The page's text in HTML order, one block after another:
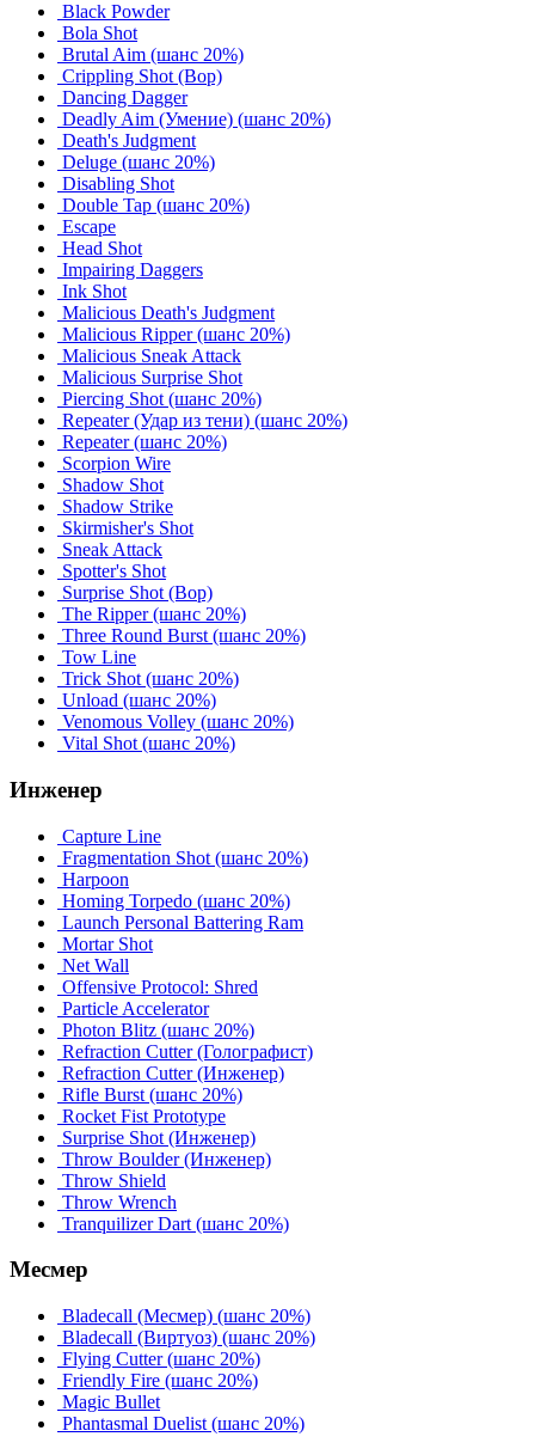
Black Powder
Bola Shot
Brutal Aim (шанс 20%)
Crippling Shot (Вор)
Dancing Dagger
Deadly Aim (Умение) (шанс 20%)
Death's Judgment
Deluge (шанс 20%)
Disabling Shot
Double Tap (шанс 20%)
Escape
Head Shot
Impairing Daggers
Ink Shot
Malicious Death's Judgment
Malicious Ripper(шанс 20%)
Malicious Sneak Attack
Malicious Surprise Shot
Piercing Shot (шанс 20%)
Repeater (Удар из тени) (шанс 20%)
Repeater(шанс 20%)
Scorpion Wire
Shadow Shot
Shadow Strike
Skirmisher's Shot
Sneak Attack
Spotter's Shot
Surprise Shot (Вор)
The Ripper(шанс 20%)
Three Round Burst (шанс 20%)
Tow Line
Trick Shot (шанс 20%)
Unload (шанс 20%)
Venomous Volley (шанс 20%)
Vital Shot (шанс 20%)
Инженер
Capture Line
Fragmentation Shot (шанс 20%)
Harpoon
Homing Torpedo (шанс 20%)
Launch Personal Battering Ram
Mortar Shot
Net Wall
Offensive Protocol: Shred
Particle Accelerator
Photon Blitz (шанс 20%)
Refraction Cutter (Голографист)
Refraction Cutter (Инженер)
Rifle Burst (шанс 20%)
Rocket Fist Prototype
Surprise Shot (Инженер)
Throw Boulder (Инженер)
Throw Shield
Throw Wrench
Tranquilizer Dart (шанс 20%)
Месмер
Bladecall (Месмер) (шанс 20%)
Bladecall (Виртуоз) (шанс 20%)
Flying Cutter(шанс 20%)
Friendly Fire (шанс 20%)
Magic Bullet
Phantasmal Duelist (шанс 20%)